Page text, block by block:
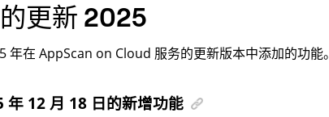
更新 2025
年在 AppScan on Cloud 服务的更新版本中添加的功能。
年 12 月 18 日的新增功能